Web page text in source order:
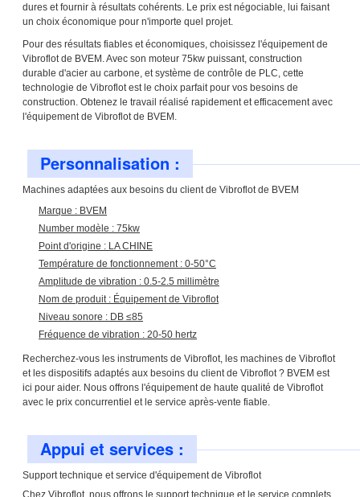
dures et fournir à résultats cohérents. Le prix est négociable, lui faisant
un choix économique pour n'importe quel projet.
Pour des résultats fiables et économiques, choisissez l'équipement de
Vibroflot de BVEM. Avec son moteur 75kw puissant, construction
durable d'acier au carbone, et système de contrôle de PLC, cette
technologie de Vibroflot est le choix parfait pour vos besoins de
construction. Obtenez le travail réalisé rapidement et efficacement avec
l'équipement de Vibroflot de BVEM.
Personnalisation :
Machines adaptées aux besoins du client de Vibroflot de BVEM
Marque : BVEM
Number modèle : 75kw
Point d'origine : LA CHINE
Température de fonctionnement : 0-50°C
Amplitude de vibration : 0.5-2.5 millimètre
Nom de produit : Équipement de Vibroflot
Niveau sonore : DB ≤85
Fréquence de vibration : 20-50 hertz
Recherchez-vous les instruments de Vibroflot, les machines de Vibroflot
et les dispositifs adaptés aux besoins du client de Vibroflot ? BVEM est
ici pour aider. Nous offrons l'équipement de haute qualité de Vibroflot
avec le prix concurrentiel et le service après-vente fiable.
Appui et services :
Support technique et service d'équipement de Vibroflot
Chez Vibroflot, nous offrons le support technique et le service complets